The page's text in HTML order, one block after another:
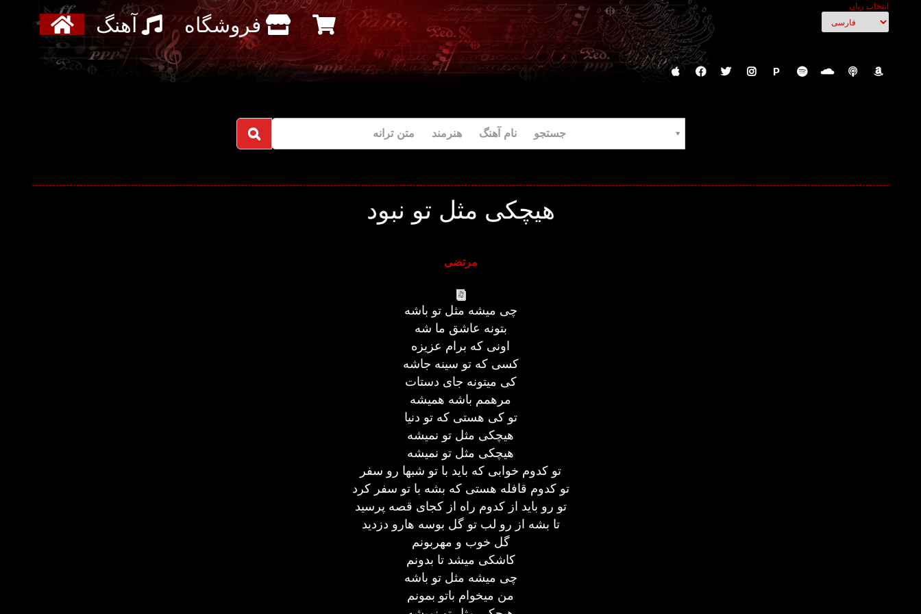
انتخاب زبان
آهنگ فروشگاه
P
جستجو نام آهنگ هنرمند متن ترانه
هیچکی مثل تو نبود
مرتضی
چی میشه مثل تو باشه
بتونه عاشق ما شه
اونی که برام عزیزه
کسی که تو سینه جاشه
کی میتونه جای دستات
مرهمم باشه همیشه
تو کی هستی که تو دنیا
هیچکی مثل تو نمیشه
هیچکی مثل تو نمیشه
تو کدوم خوابی که باید با تو شبها رو سفر
تو کدوم قافله هستی که بشه با تو سفر کرد
تو رو باید از کدوم راه از کجای قصه پرسید
تا بشه از رو لب تو گل بوسه هارو دزدید
گل خوب و مهربونم
کاشکی میشد تا بدونم
چی میشه مثل تو باشه
من میخوام باتو بمونم